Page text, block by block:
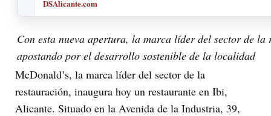
DSAlicante.com
Con esta nueva apertura, la marca líder del sector de la
apostando por el desarrollo sostenible de la localidad
McDonald’s, la marca líder del sector de la
restauración, inaugura hoy un restaurante en Ibi,
Alicante. Situado en la Avenida de la Industria, 39,